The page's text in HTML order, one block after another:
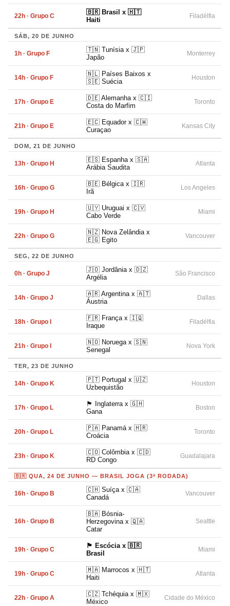
22h · Grupo C
🇧🇷 Brasil x 🇭🇹
Haiti
Filadélfia
SÁB, 20 DE JUNHO
1h · Grupo F
🇹🇳 Tunísia x 🇯🇵
Japão
Monterrey
14h · Grupo F
🇳🇱 Países Baixos x
🇸🇪 Suécia
Houston
17h · Grupo E
🇩🇪 Alemanha x 🇨🇮
Costa do Marfim
Toronto
21h · Grupo E
🇪🇨 Equador x 🇨🇼
Curaçao
Kansas City
DOM, 21 DE JUNHO
13h · Grupo H
🇪🇸 Espanha x 🇸🇦
Arábia Saudita
Atlanta
16h · Grupo G
🇧🇪 Bélgica x 🇮🇷
Irã
Los Angeles
19h · Grupo H
🇺🇾 Uruguai x 🇨🇻
Cabo Verde
Miami
22h · Grupo G
🇳🇿 Nova Zelândia x
🇪🇬 Egito
Vancouver
SEG, 22 DE JUNHO
0h · Grupo J
🇯🇴 Jordânia x 🇩🇿
Argélia
São Francisco
14h · Grupo J
🇦🇷 Argentina x 🇦🇹
Áustria
Dallas
18h · Grupo I
🇫🇷 França x 🇮🇶
Iraque
Filadélfia
21h · Grupo I
🇳🇴 Noruega x 🇸🇳
Senegal
Nova York
TER, 23 DE JUNHO
14h · Grupo K
🇵🇹 Portugal x 🇺🇿
Uzbequistão
Houston
17h · Grupo L
🏴󠁧󠁢󠁥󠁮󠁧󠁿 Inglaterra x 🇬🇭
Gana
Boston
20h · Grupo L
🇵🇦 Panamá x 🇭🇷
Croácia
Toronto
23h · Grupo K
🇨🇴 Colômbia x 🇨🇩
RD Congo
Guadalajara
🇧🇷 QUA, 24 DE JUNHO — BRASIL JOGA (3ª RODADA)
16h · Grupo B
🇨🇭 Suíça x 🇨🇦
Canadá
Vancouver
16h · Grupo B
🇧🇦 Bósnia-
Herzegovina x 🇶🇦
Catar
Seattle
19h · Grupo C
🏴󠁧󠁢󠁳󠁣󠁴󠁿 Escócia x 🇧🇷
Brasil
Miami
19h · Grupo C
🇲🇦 Marrocos x 🇭🇹
Haiti
Atlanta
22h · Grupo A
🇨🇿 Tchéquia x 🇲🇽
México
Cidade do México